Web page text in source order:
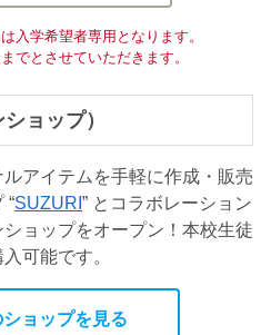
入学希望者専用となります。
でとさせていただきます。
ョップ）
アイテムを手軽に作成・販売
“SUZURI ” とコラボレーション
ョップをオープン！本校生徒
可能です。
ョップを見る